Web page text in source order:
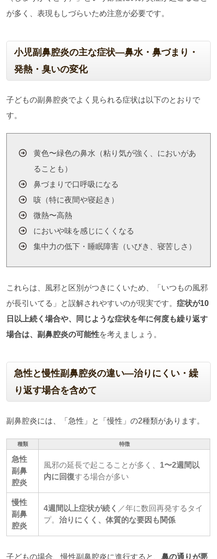
が多く、表現もしづらいため注意が必要です。
小児副鼻腔炎の主な症状―鼻水・鼻づまり・
発熱・臭いの変化
子どもの副鼻腔炎でよく見られる症状は以下のとおりで
す。
黄色〜緑色の鼻水（粘り気が強く、においがあ
ることも）
鼻づまりで口呼吸になる
咳（特に夜間や寝起き）
微熱〜高熱
においや味を感じにくくなる
集中力の低下・睡眠障害（いびき、寝苦しさ）
これらは、風邪と区別がつきにくいため、「いつもの風邪
が長引いてる」と誤解されやすいのが現実です。症状が10
日以上続く場合や、同じような症状を年に何度も繰り返す
場合は、副鼻腔炎の可能性を考えましょう。
急性と慢性副鼻腔炎の違い―治りにくい・繰
り返す場合を含めて
副鼻腔炎には、「急性」と「慢性」の2種類があります。
種類 特徴
急性
副鼻
腔炎
風邪の延長で起こることが多く、 1〜2週間以
内に回復する場合が多い
慢性
副鼻
腔炎
4週間以上症状が続く ／年に数回再発するタイ
プ。治りにくく、体質的な要因も関係
子どもの場合、慢性副鼻腔炎に進行すると、鼻の通りが悪